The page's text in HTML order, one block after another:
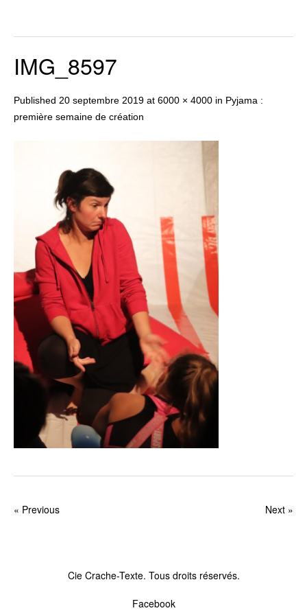
IMG_8597
Published 20 septembre 2019 at 6000 × 4000 in Pyjama :
première semaine de création
« Previous Next »
Cie Crache-Texte. Tous droits réservés.
Facebook